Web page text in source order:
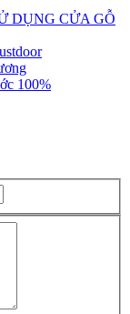
DỤNG CỬA GỖ
100%